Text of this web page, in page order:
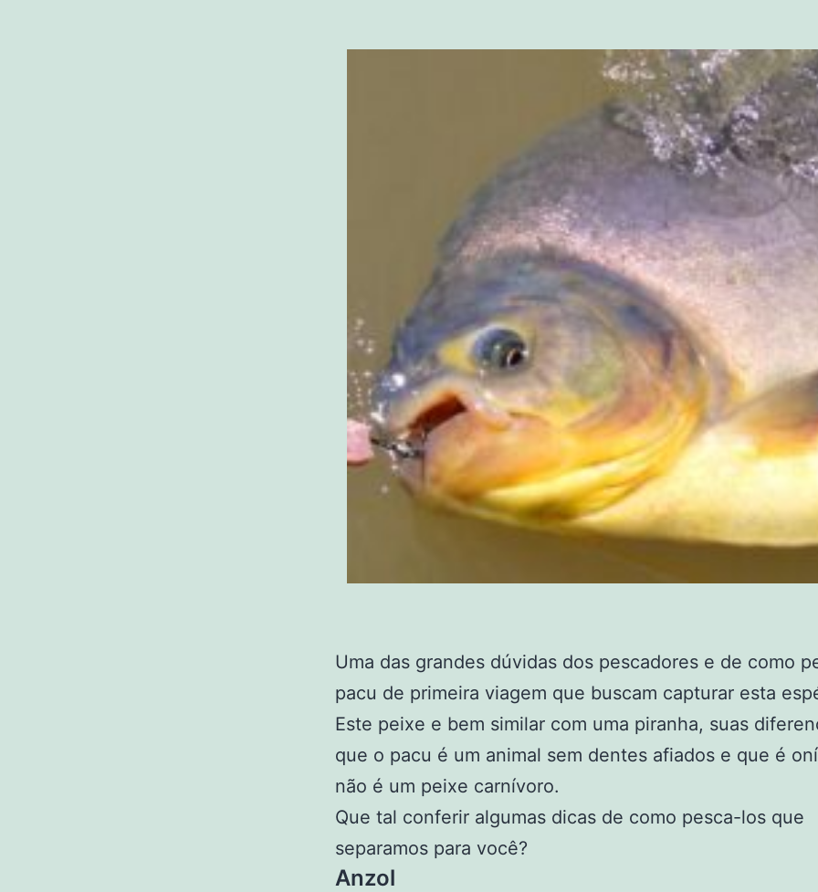
Uma das grandes dúvidas dos pescadores e de como
pacu de primeira viagem que buscam capturar esta
Este peixe e bem similar com uma piranha, suas
que o pacu é um animal sem dentes afiados e que é
não é um peixe carnívoro.
Que tal conferir algumas dicas de como pesca-los que
separamos para você?
Anzol